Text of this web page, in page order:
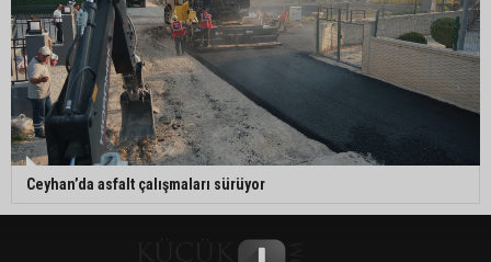
Ceyhan’da asfalt çalışmaları sürüyor